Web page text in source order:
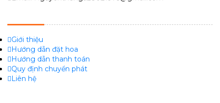
Giới thiệu
Hướng dẫn đặt hoa
Hướng dẫn thanh toán
Quy định chuyển phát
Liên hệ